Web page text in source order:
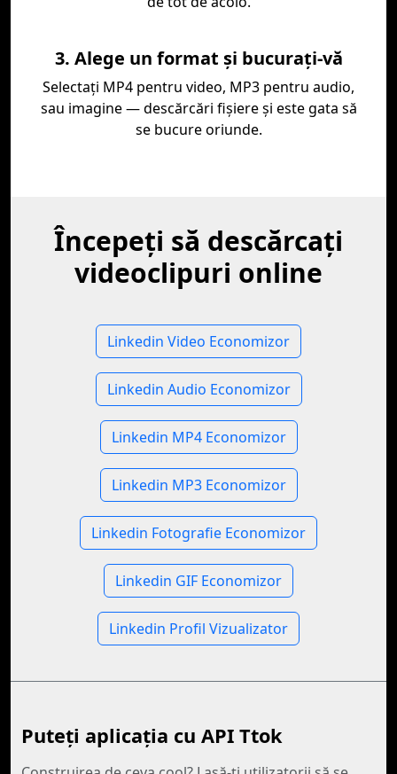
3. Alege un format și bucurați-vă
Selectați MP4 pentru video, MP3 pentru audio,
sau imagine — descărcări fișiere și este gata să
se bucure oriunde.
Începeți să descărcați
videoclipuri online
Linkedin Video Economizor
Linkedin Audio Economizor
Linkedin MP4 Economizor
Linkedin MP3 Economizor
Linkedin Fotografie Economizor
Linkedin GIF Economizor
Linkedin Profil Vizualizator
Puteți aplicația cu API Ttok